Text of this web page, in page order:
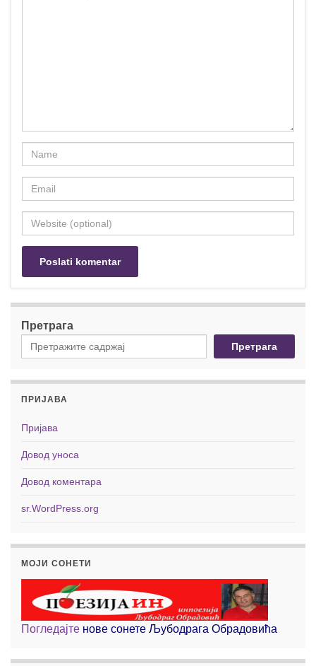
Претрага
Претрага
ПРИЈАВА
Пријава
Довод уноса
Довод коментара
sr.WordPress.org
МОЈИ СОНЕТИ
Погледајте нове сонете Љубодрага Обрадовића